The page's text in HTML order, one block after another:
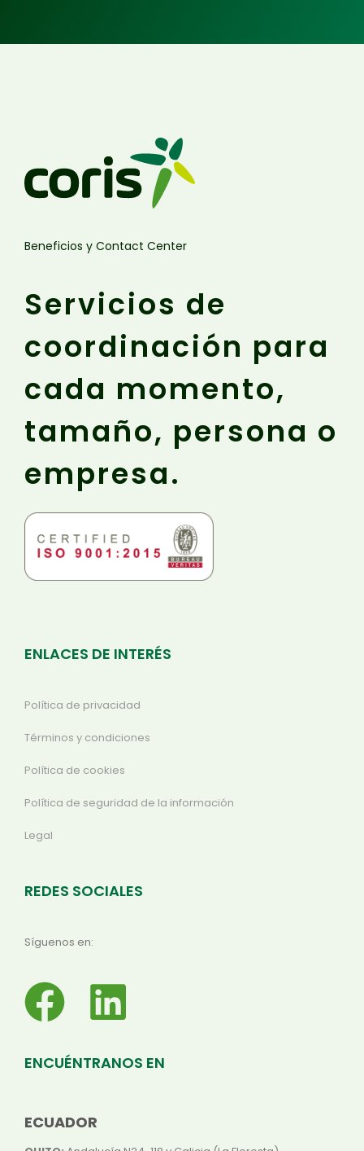
Beneficios y Contact Center
Servicios de
coordinación para
cada momento,
tamaño, persona o
empresa.
ENLACES DE INTERÉS
Política de privacidad
Términos y condiciones
Política de cookies
Política de seguridad de la información
Legal
REDES SOCIALES
Síguenos en:
ENCUÉNTRANOS EN
ECUADOR